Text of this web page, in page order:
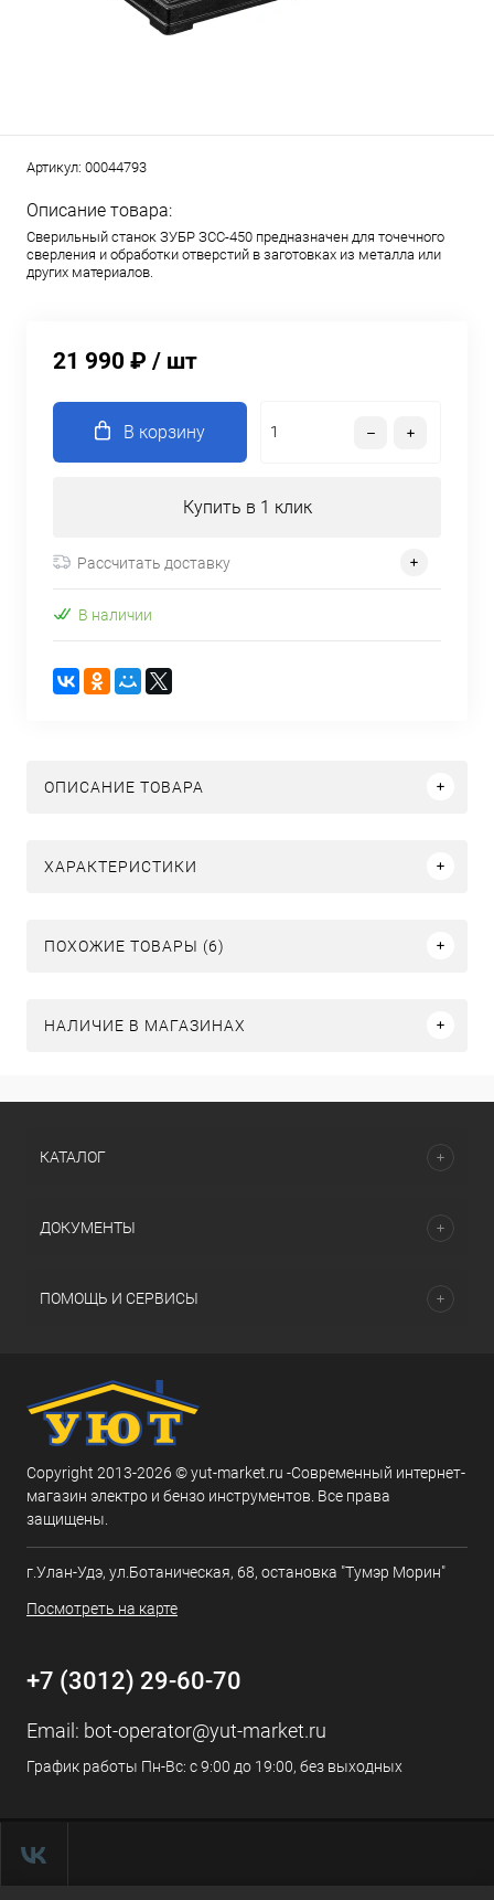
Артикул: 00044793
Описание товара:
Сверильный станок ЗУБР ЗСС-450 предназначен для точечного
сверления и обработки отверстий в заготовках из металла или
других материалов.
21 990 ₽ / шт
В корзину
Купить в 1 клик
Рассчитать доставку
В наличии
ОПИСАНИЕ ТОВАРА
ХАРАКТЕРИСТИКИ
ПОХОЖИЕ ТОВАРЫ (6)
НАЛИЧИЕ В МАГАЗИНАХ
КАТАЛОГ
ДОКУМЕНТЫ
ПОМОЩЬ И СЕРВИСЫ
Copyright 2013-2026 © yut-market.ru -Современный интернет-
магазин электро и бензо инструментов. Все права
защищены.
г.Улан-Удэ, ул.Ботаническая, 68, остановка "Тумэр Морин"
Посмотреть на карте
+7 (3012) 29-60-70
Email: bot-operator@yut-market.ru
График работы Пн-Вс: с 9:00 до 19:00, без выходных